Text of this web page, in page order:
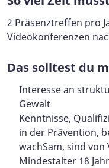
2 Präsenztreffen pro
Videokonferenzen
Das solltest du
Interesse an
Gewalt
Kenntnisse,
in der Prävention,
wachSam, sind von
Mindestalter 18